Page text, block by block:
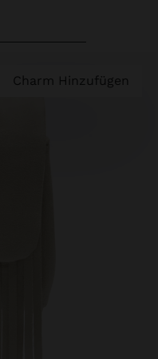
Charm Hinzufügen